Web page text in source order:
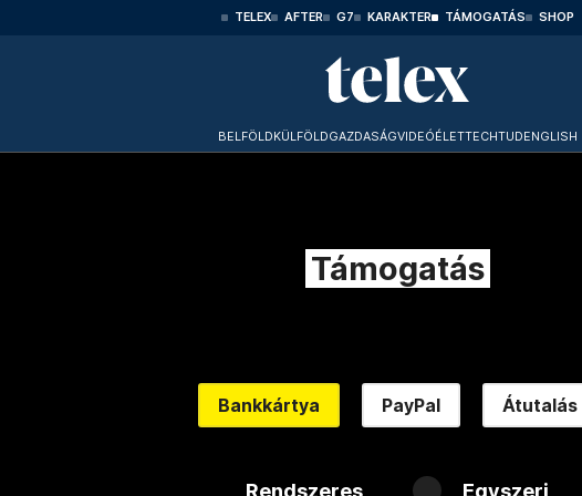
TELEX AFTER G7 KARAKTER TÁMOGATÁS SHOP
BELFÖLDKÜLFÖLDGAZDASÁGVIDEÓÉLETTECHTUDENGLISH
Támogatás
Bankkártya PayPal Átutalás
Rendszeres Egyszeri